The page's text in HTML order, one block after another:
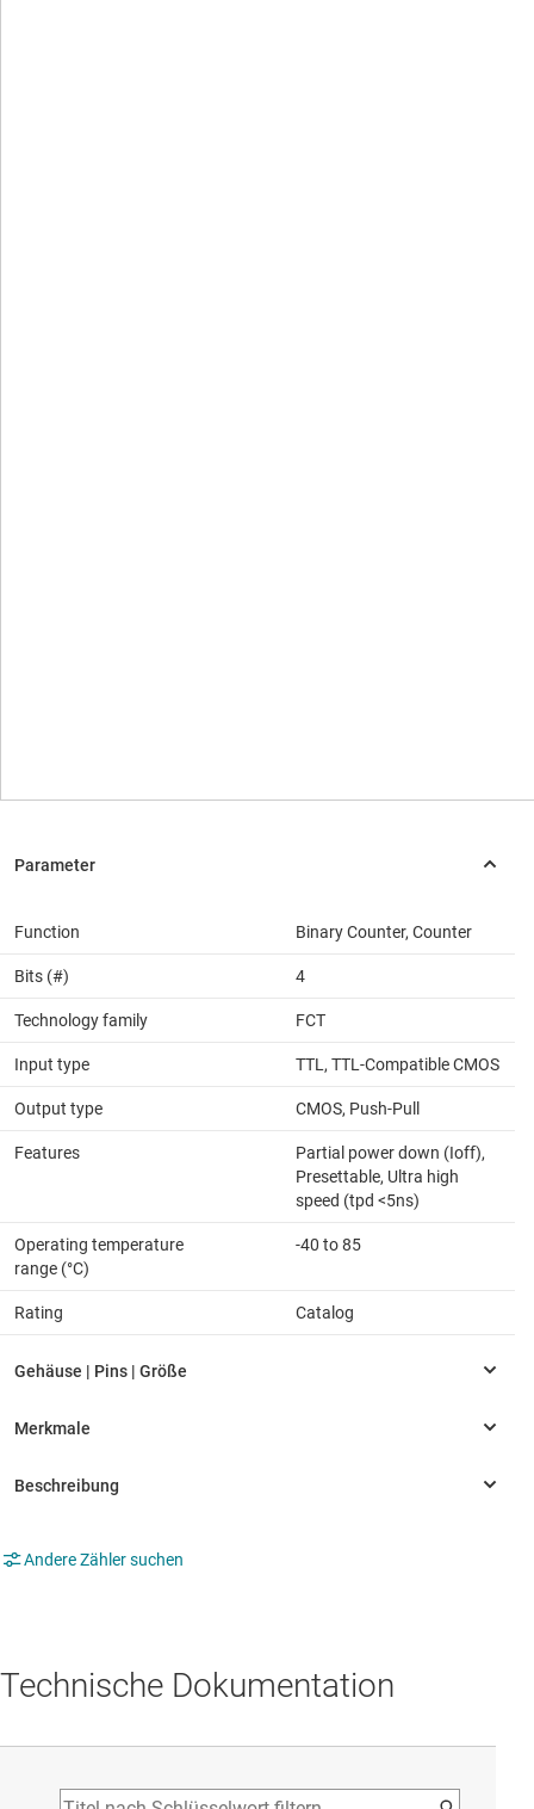
Function Binary Counter, Counter
Bits (#) 4
Technology family FCT
Input type TTL, TTL-Compatible CMOS
Output type CMOS, Push-Pull
Features
Partial power down (Ioff),
Presettable, Ultra high
speed (tpd <5ns)
Operating temperature
range (°C)
-40 to 85
Rating Catalog
Andere Zähler suchen
Technische Dokumentation